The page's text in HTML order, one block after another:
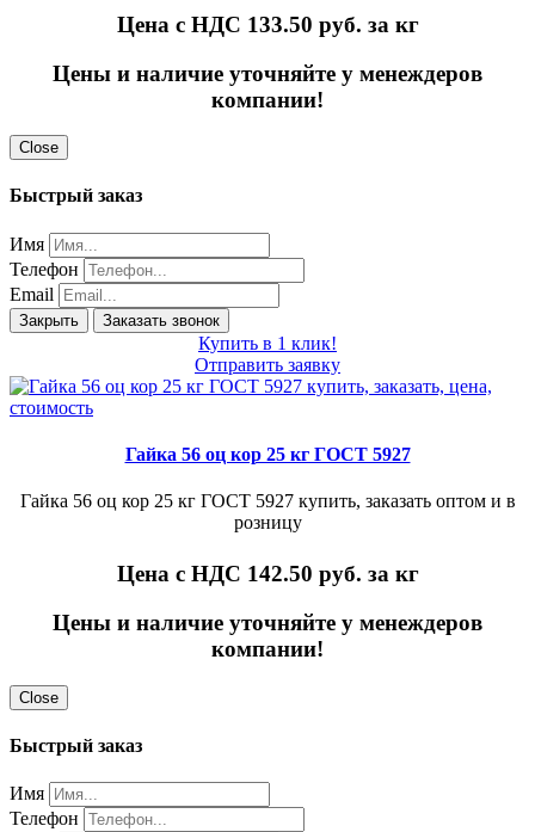
Цена с НДС 133.50 руб. за кг
Цены и наличие уточняйте у менеждеров
компании!
Close
Быстрый заказ
Имя
Телефон
Email
Закрыть Заказать звонок
Купить в 1 клик!
Отправить заявку
Гайка 56 оц кор 25 кг ГОСТ 5927
Гайка 56 оц кор 25 кг ГОСТ 5927 купить, заказать оптом и в
розницу
Цена с НДС 142.50 руб. за кг
Цены и наличие уточняйте у менеждеров
компании!
Close
Быстрый заказ
Имя
Телефон